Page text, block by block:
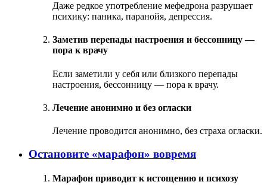
Даже редкое употребление мефедрона разрушает
психику: паника, паранойя, депрессия.
Заметив перепады настроения и бессонницу —
пора к врачу
Если заметили у себя или близкого перепады
настроения, бессонницу — пора к врачу.
Лечение анонимно и без огласки
Лечение проводится анонимно, без страха огласки.
Остановите «марафон» вовремя
Марафон приводит к истощению и психозу